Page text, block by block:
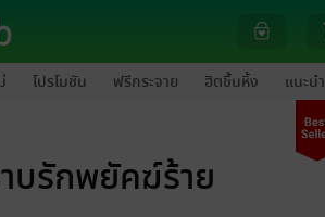
โปรโมชัน ฟรีกระจาย ฮิตขึ้นหิ้ง แนะนำ
บรักพยัคฆ์ร้าย